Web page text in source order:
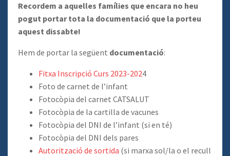
Recordem a aquelles famílies que encara no heu
pogut portar tota la documentació que la porteu
aquest dissabte!
Hem de portar la següent documentació:
Fitxa Inscripció Curs 2023-2024
Foto de carnet de l’infant
Fotocòpia del carnet CATSALUT
Fotocòpia de la cartilla de vacunes
Fotocòpia del DNI de l’infant (si en té)
Fotocòpia del DNI dels pares
Autorització de sortida (si marxa sol/la o el recull